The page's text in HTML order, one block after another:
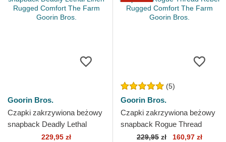
Goorin Bros.
Czapki zakrzywiona beżowy
snapback Deadly Lethal
Linen Rugged Comfort The
229,95 zł
(5)
Goorin Bros.
Czapki zakrzywiona beżowy
snapback Rogue Thread
Rebel Rugged Comfort The
229,95 zł 160,97 zł